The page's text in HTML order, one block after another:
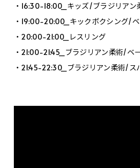
・16:30-18:00_キッズ/ブラジリアン
・19:00-20:00_キックボクシング/
・20:00-21:00_レスリング
・21:00-21:45_ブラジリアン柔術/ベ
・21:45-22:30_ブラジリアン柔術/ス